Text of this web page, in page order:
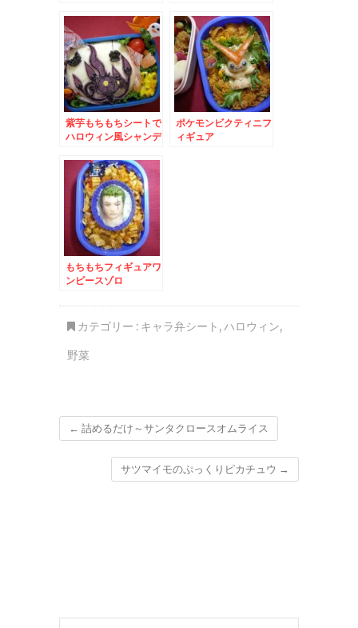
紫芋もちもちシートで
ハロウィン風シャンデ
ポケモンビクティニフ
ィギュア
もちもちフィギュアワ
ンピースゾロ
カテゴリー : キャラ弁シート ,ハロウィン,
野菜
← 詰めるだけ～サンタクロースオムライス
サツマイモのぷっくりピカチュウ →